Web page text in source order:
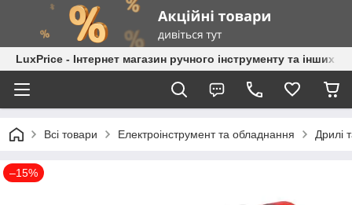
LuxPrice - Інтернет магазин ручного інструменту та інших
Всі товари Електроінструмент та обладнання Дрилі
–15%